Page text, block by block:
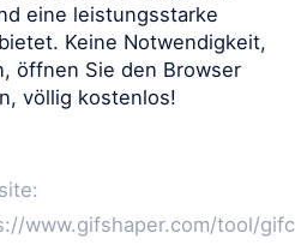
eine leistungsstarke
Keine Notwendigkeit,
öffnen Sie den Browser
völlig kostenlos!
www.gifshaper.com/tool/